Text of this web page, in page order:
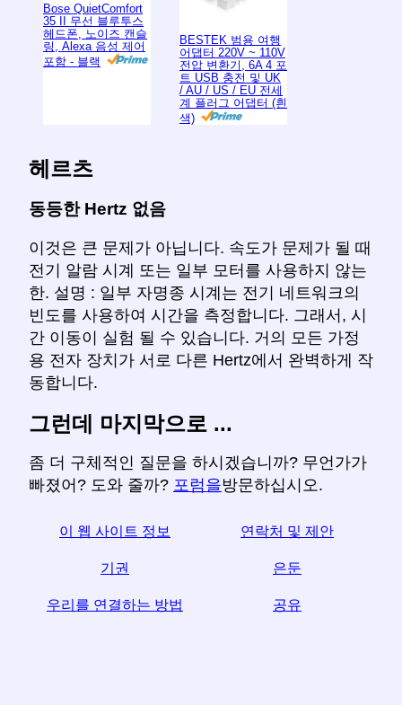
Bose QuietComfort
35 II 무선 블루투스
헤드폰, 노이즈 캔슬
링, Alexa 음성 제어
포함 - 블랙
BESTEK 범용 여행
어댑터 220V ~ 110V
전압 변환기, 6A 4 포
트 USB 충전 및 UK
/ AU / US / EU 전세
계 플러그 어댑터 (흰
색)
헤르츠
동등한 Hertz 없음
이것은 큰 문제가 아닙니다. 속도가 문제가 될 때
전기 알람 시계 또는 일부 모터를 사용하지 않는
한. 설명 : 일부 자명종 시계는 전기 네트워크의
빈도를 사용하여 시간을 측정합니다. 그래서, 시
간 이동이 실험 될 수 있습니다. 거의 모든 가정
용 전자 장치가 서로 다른 Hertz에서 완벽하게 작
동합니다.
그런데 마지막으로 ...
좀 더 구체적인 질문을 하시겠습니까? 무언가가
빠졌어? 도와 줄까? 포럼을방문하십시오.
이 웹 사이트 정보 연락처 및 제안
기권 은둔
우리를 연결하는 방법 공유